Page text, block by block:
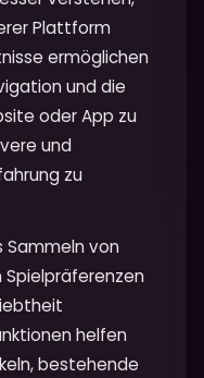
Plattform
ermöglichen
und die
oder App zu
und
zu
Sammeln von
Spielpräferenzen
helfen
bestehende